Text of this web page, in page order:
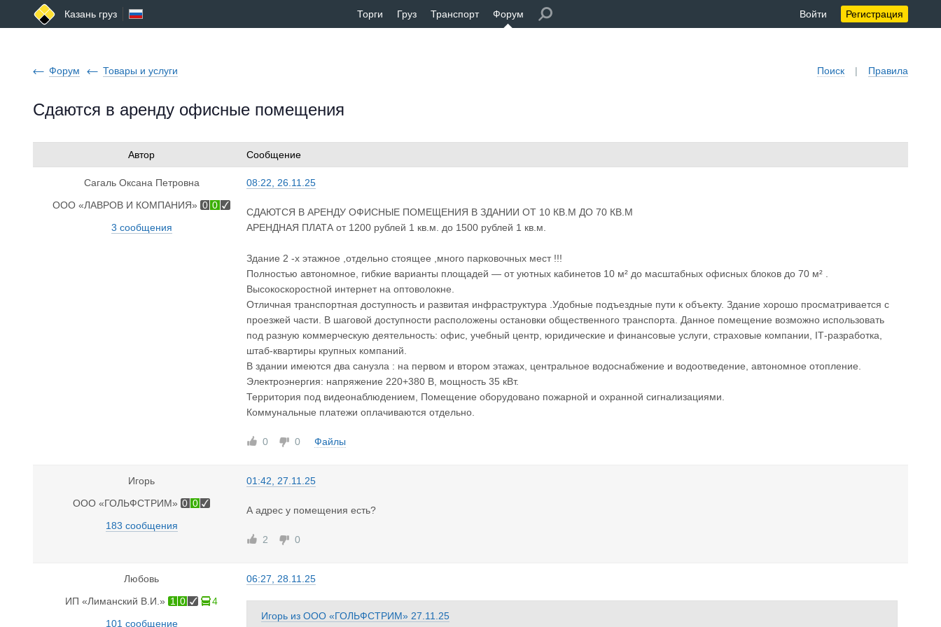
Казань груз Торги Груз Транспорт Форум Войти Регистрация
Поиск | Правила
Форум Товары и услуги
Сдаются в аренду офисные помещения
Автор Сообщение
Сагаль Оксана Петровна
ООО «ЛАВРОВ И КОМПАНИЯ» 0 0
3 сообщения
08:22, 26.11.25
СДАЮТСЯ В АРЕНДУ ОФИСНЫЕ ПОМЕЩЕНИЯ В ЗДАНИИ ОТ 10 КВ.М ДО 70 КВ.М
АРЕНДНАЯ ПЛАТА от 1200 рублей 1 кв.м. до 1500 рублей 1 кв.м.
Здание 2 -х этажное ,отдельно стоящее ,много парковочных мест !!!
Пoлнoстью автoнoмное, гибкие варианты площадей — от уютных кабинетов 10 м² до масштабных офисных блоков до 70 м² .
Высокоскоростной интернет на оптоволокне.
Отличная транспортная доступность и развитая инфраструктура .Удобные подъездные пути к объекту. Здание хорошо просматривается с
проезжей части. В шаговой доступности расположены остановки общественного транспорта. Данное помещение возможно использовать
под разную коммерческую деятельность: офис, учебный центр, юридические и финансовые услуги, страховые компании, IТ-разработка,
штаб-квартиры крупных компаний.
В здании имеются два санузла : на первом и втором этажах, центральное водоснабжение и водоотведение, автономное отопление.
Электроэнергия: напряжение 220+380 В, мощность 35 кВт.
Территория под видеонаблюдением, Помещение оборудовано пожарной и охранной сигнализациями.
Коммунальные платежи оплачиваются отдельно.
0 0 Файлы
Игорь
ООО «ГОЛЬФСТРИМ» 0 0
183 сообщения
01:42, 27.11.25
А адрес у помещения есть?
2 0
Любовь
ИП «Лиманский В.И.» 1 0
4
101 сообщение
06:27, 28.11.25
Игорь из ООО «ГОЛЬФСТРИМ» 27.11.25